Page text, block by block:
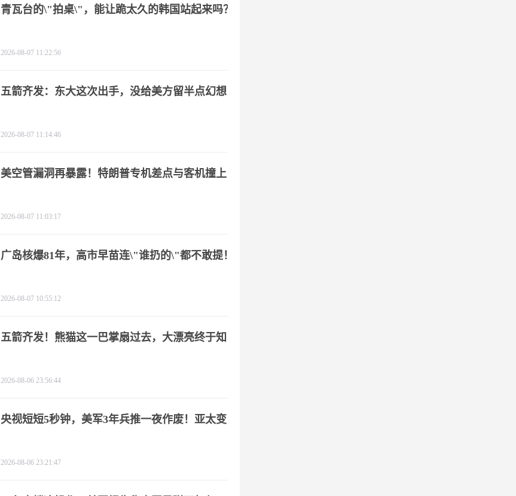
青瓦台的\"拍桌\"，能让跪太久的韩国站起来吗？
2026-08-07 11:22:56
五箭齐发：东大这次出手，没给美方留半点幻想
2026-08-07 11:14:46
美空管漏洞再暴露！特朗普专机差点与客机撞上
2026-08-07 11:03:17
广岛核爆81年，高市早苗连\"谁扔的\"都不敢提！
2026-08-07 10:55:12
五箭齐发！熊猫这一巴掌扇过去，大漂亮终于知
2026-08-06 23:56:44
央视短短5秒钟，美军3年兵推一夜作废！亚太变
2026-08-06 23:21:47